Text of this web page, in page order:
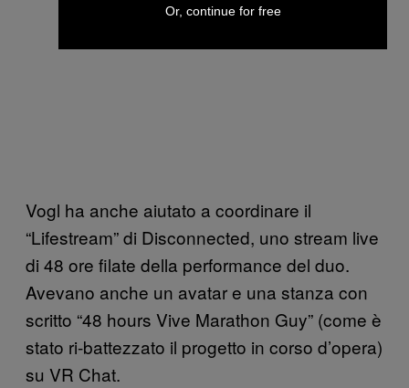
Vogl ha anche aiutato a coordinare il
“Lifestream” di Disconnected, uno stream live
di 48 ore filate della performance del duo.
Avevano anche un avatar e una stanza con
scritto “48 hours Vive Marathon Guy” (come è
stato ri-battezzato il progetto in corso d’opera)
su VR Chat.
Or, continue for free